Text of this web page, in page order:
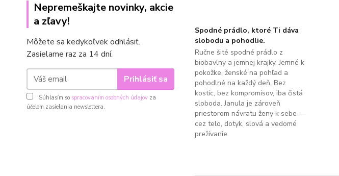
Nepremeškajte novinky, akcie
a zľavy!
Môžete sa kedykoľvek odhlásiť.
Zasielame raz za 14 dní.
Prihlásiť sa
Súhlasím so spracovaním osobných údajov za
účelom zasielania newslettera.
Spodné prádlo, ktoré Ti dáva
slobodu a pohodlie.
Ručne šité spodné prádlo z
biobavlny a jemnej krajky. Jemné k
pokožke, ženské na pohľad a
pohodlné na každý deň. Bez
kostíc, bez kompromisov, iba čistá
sloboda. Janula je zároveň
priestorom návratu ženy k sebe —
cez telo, dotyk, slová a vedomé
prežívanie.